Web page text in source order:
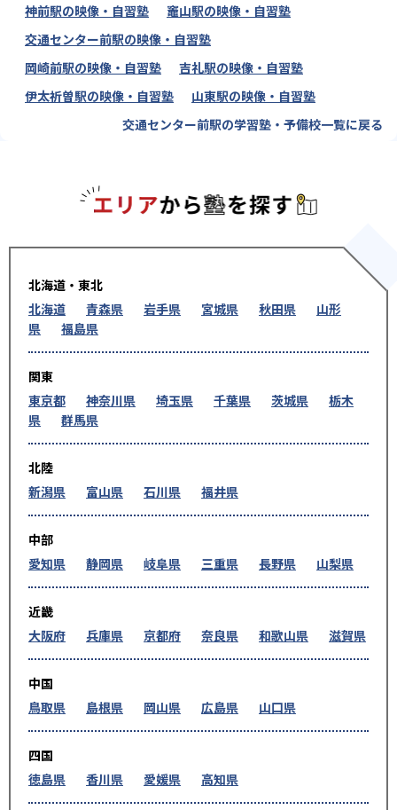
神前駅の映像・自習塾
竈山駅の映像・自習塾
交通センター前駅の映像・自習塾
岡崎前駅の映像・自習塾
吉礼駅の映像・自習塾
伊太祈曽駅の映像・自習塾
山東駅の映像・自習塾
交通センター前駅の学習塾・予備校一覧に戻る
北海道・東北
北海道
青森県 岩手県 宮城県 秋田県
山形
県
福島県
関東
東京都
神奈川県 埼玉県 千葉県 茨城県
栃木
県
群馬県
北陸
新潟県
富山県 石川県 福井県
中部
愛知県
静岡県 岐阜県 三重県 長野県 山梨県
近畿
大阪府
兵庫県 京都府 奈良県 和歌山県 滋賀県
中国
鳥取県
島根県 岡山県 広島県 山口県
四国
徳島県
香川県 愛媛県 高知県